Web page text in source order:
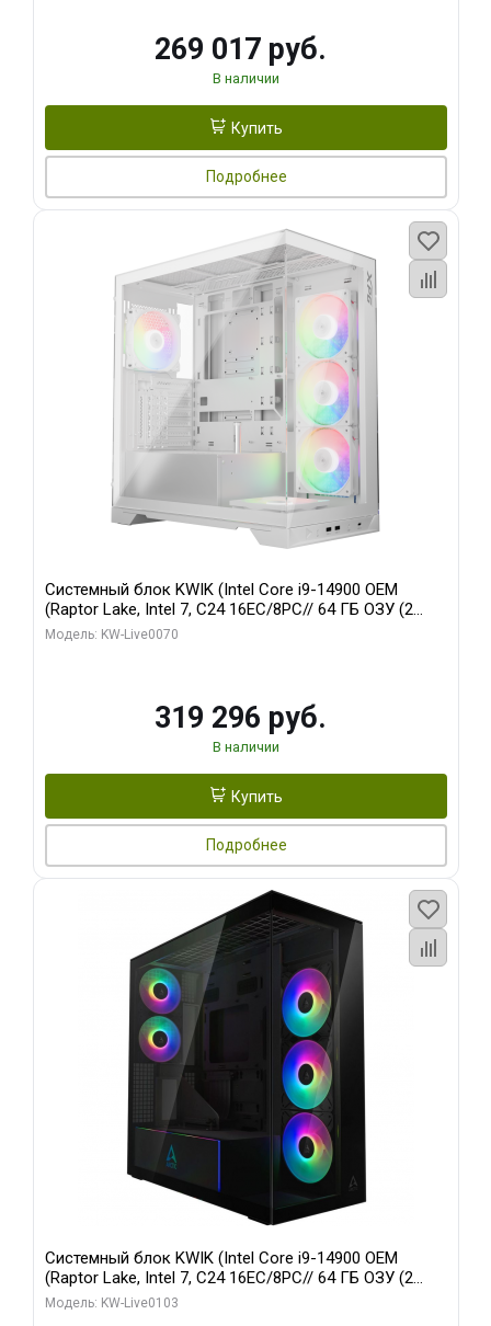
269 017 руб.
В наличии
Купить
Подробнее
Системный блок KWIK (Intel Core i9-14900 OEM
(Raptor Lake, Intel 7, C24 16EC/8PC// 64 ГБ ОЗУ (2
модуля)/ Gigabyte RTX5080 XTREME WATERFORCE
Модель: KW-Live0070
319 296 руб.
В наличии
Купить
Подробнее
Системный блок KWIK (Intel Core i9-14900 OEM
(Raptor Lake, Intel 7, C24 16EC/8PC// 64 ГБ ОЗУ (2
модуля)/ Afox RTX4090 24GB GDDR6X 384-Bit 3xDP
Модель: KW-Live0103